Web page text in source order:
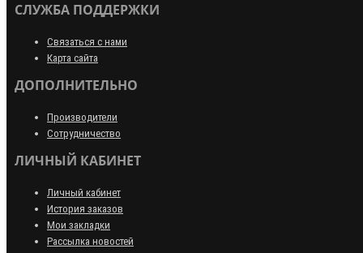
СЛУЖБА ПОДДЕРЖКИ
Связаться с нами
Карта сайта
ДОПОЛНИТЕЛЬНО
Производители
Сотрудничество
ЛИЧНЫЙ КАБИНЕТ
Личный кабинет
История заказов
Мои закладки
Рассылка новостей